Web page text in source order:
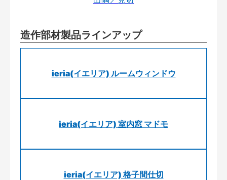
造作部材製品ラインアップ
ieria(イエリア) ルームウィンドウ
ieria(イエリア) 室内窓 マドモ
ieria(イエリア) 格子間仕切